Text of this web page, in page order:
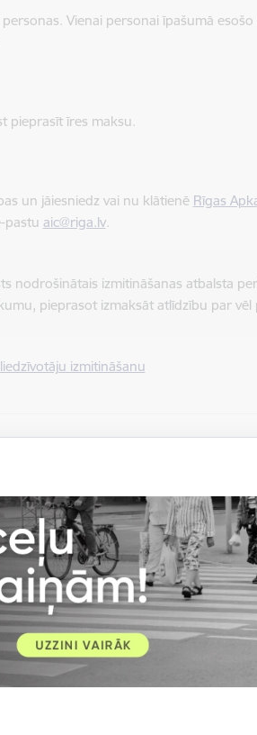
Vienai personai īpašumā
pieprasīt īres maksu.
un jāiesniedz vai nu klātienē Rīgas
pastu aic@riga.lv.
nodrošinātais izmitināšanas atbalsta
pieprasot izmaksāt atlīdzību par vēl
izmitināšanu
Rīgas Apkaimju iedzīvotāju centr
kad ir uzsākta Ukrainas